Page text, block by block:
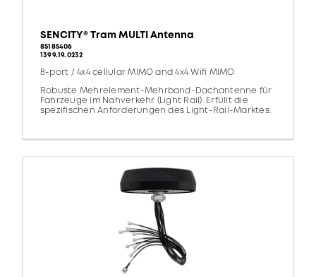
SENCITY® Tram MULTI Antenna
85185406
1399.19.0232
8-port / 4x4 cellular MIMO and 4x4 Wifi MIMO
Robuste Mehrelement-Mehrband-Dachantenne für
Fahrzeuge im Nahverkehr (Light Rail). Erfüllt die
spezifischen Anforderungen des Light-Rail-Marktes.